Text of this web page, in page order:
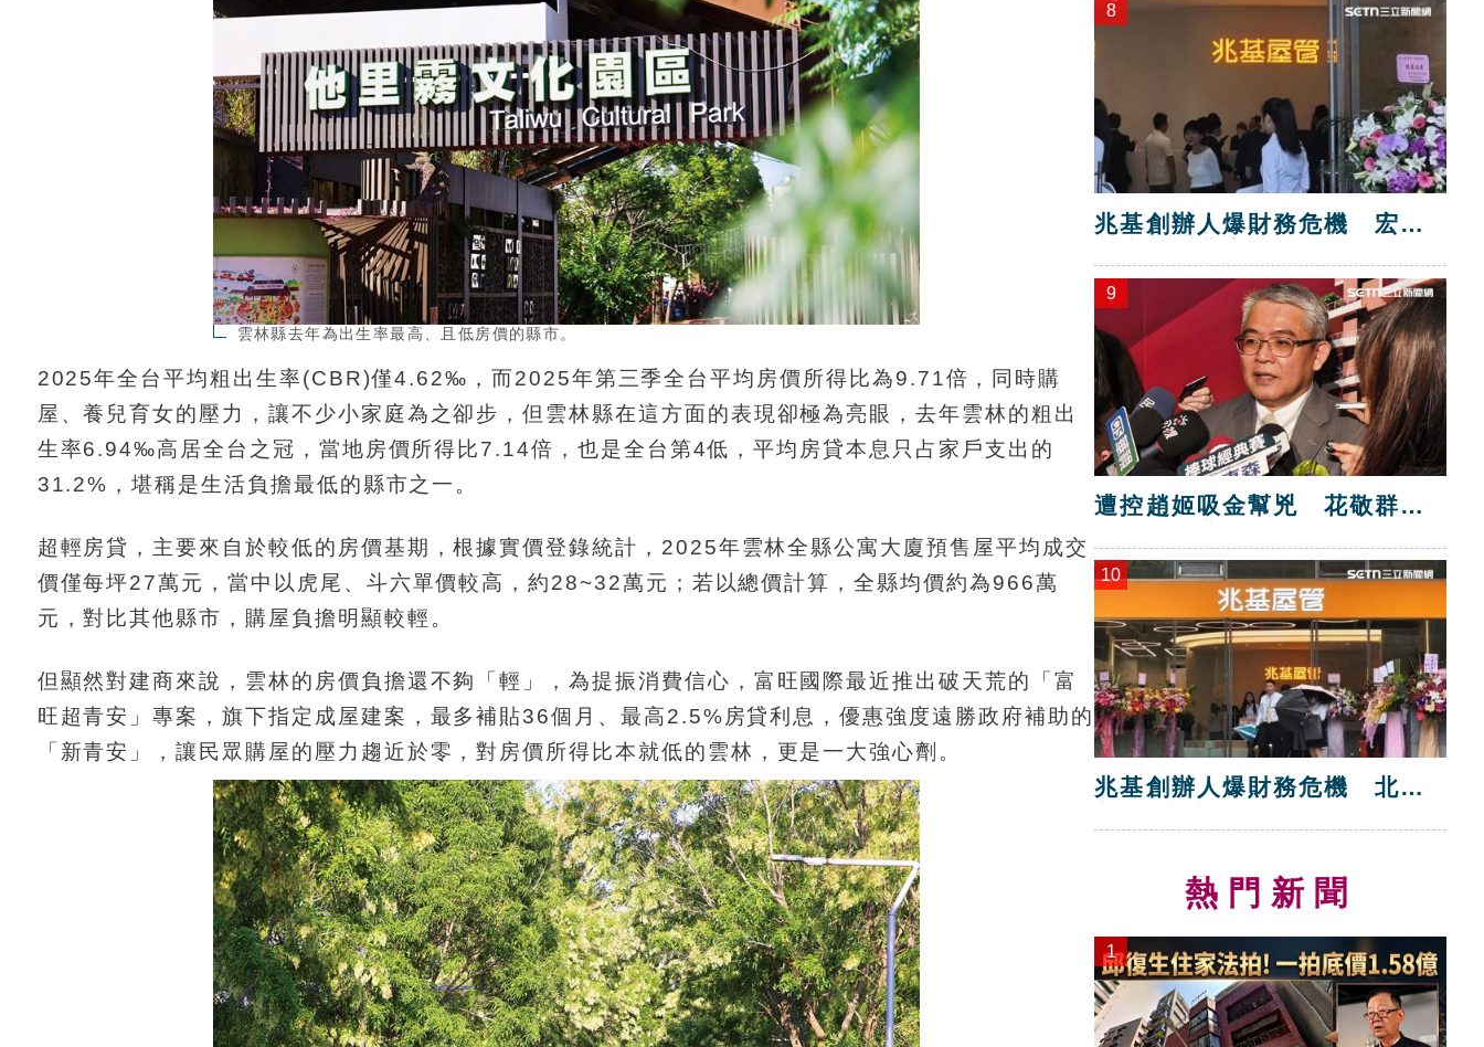
雲林縣去年為出生率最高、且低房價的縣市。
2025年全台平均粗出生率(CBR)僅4.62‰，而2025年第三季全台平均房價所得比為9.71倍，同時購
屋、養兒育女的壓力，讓不少小家庭為之卻步，但雲林縣在這方面的表現卻極為亮眼，去年雲林的粗出
生率6.94‰高居全台之冠，當地房價所得比7.14倍，也是全台第4低，平均房貸本息只占家戶支出的
31.2%，堪稱是生活負擔最低的縣市之一。
超輕房貸，主要來自於較低的房價基期，根據實價登錄統計，2025年雲林全縣公寓大廈預售屋平均成交
價僅每坪27萬元，當中以虎尾、斗六單價較高，約28~32萬元；若以總價計算，全縣均價約為966萬
元，對比其他縣市，購屋負擔明顯較輕。
但顯然對建商來說，雲林的房價負擔還不夠「輕」，為提振消費信心，富旺國際最近推出破天荒的「富
旺超青安」專案，旗下指定成屋建案，最多補貼36個月、最高2.5%房貸利息，優惠強度遠勝政府補助的
「新青安」，讓民眾購屋的壓力趨近於零，對房價所得比本就低的雲林，更是一大強心劑。
8
兆基創辦人爆財務危機 宏碁
9
遭控趙姬吸金幫兇 花敬群
10
兆基創辦人爆財務危機 北市
熱門新聞
1